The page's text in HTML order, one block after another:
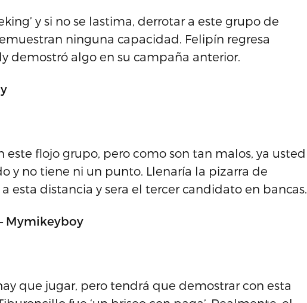
y si no se lastima, derrotar a este grupo de
ninguna capacidad. Felipín regresa
demostró algo en su campaña anterior.
este flojo grupo, pero como son tan malos, ya usted
y no tiene ni un punto. Llenaría la pizarra de
esta distancia y sera el tercer candidato en bancas.
Mymikeyboy
que jugar, pero tendrá que demostrar con esta